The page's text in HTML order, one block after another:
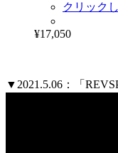
クリック
¥17,050
▼2021.5.06：「